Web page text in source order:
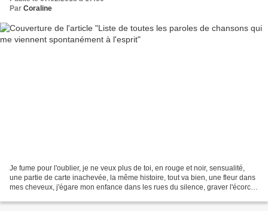
Par Coraline
Je fume pour l'oublier, je ne veux plus de toi, en rouge et noir, sensualité,
une partie de carte inachevée, la même histoire, tout va bien, une fleur dans
mes cheveux, j'égare mon enfance dans les rues du silence, graver l'écorce